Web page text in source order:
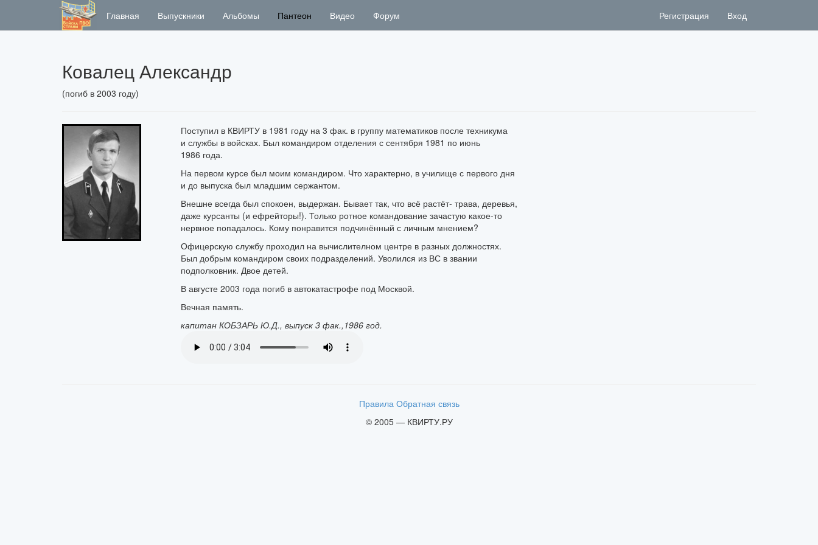
Главная Выпускники Альбомы Пантеон Видео Форум Регистрация Вход
Ковалец Александр
(погиб в 2003 году)
Поступил в КВИРТУ в 1981 году на 3 фак. в группу математиков после техникума
и службы в войсках. Был командиром отделения с сентября 1981 по июнь
1986 года.
На первом курсе был моим командиром. Что характерно, в училище с первого дня
и до выпуска был младшим сержантом.
Внешне всегда был спокоен, выдержан. Бывает так, что всё растёт- трава, деревья,
даже курсанты (и ефрейторы!). Только ротное командование зачастую какое-то
нервное попадалось. Кому понравится подчинённый с личным мнением?
Офицерскую службу проходил на вычислителном центре в разных должностях.
Был добрым командиром своих подразделений. Уволился из ВС в звании
подполковник. Двое детей.
В августе 2003 года погиб в автокатастрофе под Москвой.
Вечная память.
капитан КОБЗАРЬ Ю.Д., выпуск 3 фак.,1986 год.
Правила Обратная связь
© 2005 — КВИРТУ.РУ